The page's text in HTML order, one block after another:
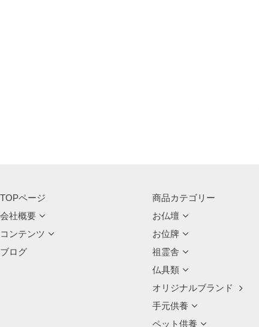
TOPページ
会社概要
コンテンツ
ブログ
商品カテゴリー
お仏壇
お位牌
祖霊舎
仏具類
オリジナルブランド
手元供養
ペット供養